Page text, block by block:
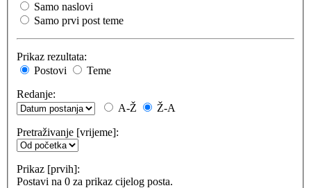
Samo naslovi
Samo prvi post teme
Prikaz rezultata:
Postovi
Teme
Redanje:
A-Ž
Ž-A
Pretraživanje [vrijeme]:
Prikaz [prvih]:
Postavi na 0 za prikaz cijelog posta.